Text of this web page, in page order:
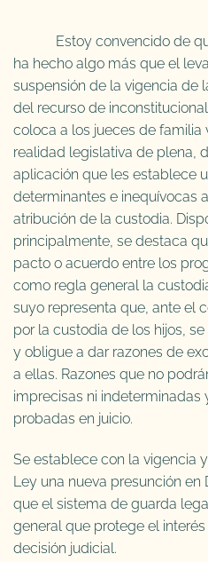
Estoy convencido de que
ha hecho algo más que el
suspensión de la vigencia de
del recurso de
coloca a los jueces de familia
realidad legislativa de plena,
aplicación que les establece
determinantes e inequívocas
atribución de la custodia.
principalmente, se destaca
pacto o acuerdo entre los
como regla general la
suyo representa que, ante el
por la custodia de los hijos,
y obligue a dar razones de
a ellas. Razones que no
imprecisas ni indeterminadas
probadas en juicio.
Se establece con la vigencia
Ley una nueva presunción en
que el sistema de guarda
general que protege el
decisión judicial.